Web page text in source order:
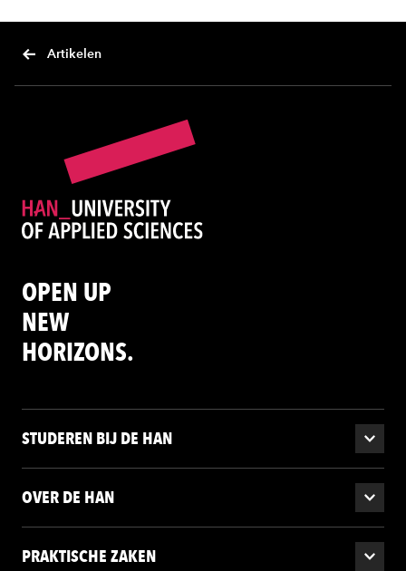
Artikelen
OPEN UP
NEW
HORIZONS.
STUDEREN BIJ DE HAN
OVER DE HAN
PRAKTISCHE ZAKEN